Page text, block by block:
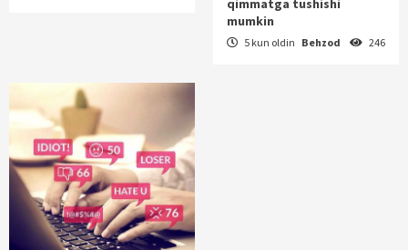
qimmatga tushishi
mumkin
5 kun oldin Behzod 246